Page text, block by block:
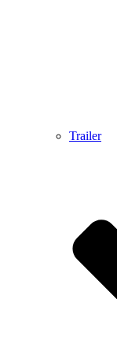
Trailer